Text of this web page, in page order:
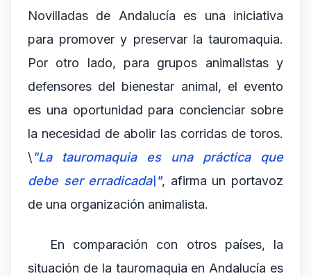
Novilladas de Andalucía es una iniciativa
para promover y preservar la tauromaquia.
Por otro lado, para grupos animalistas y
defensores del bienestar animal, el evento
es una oportunidad para concienciar sobre
la necesidad de abolir las corridas de toros.
\"La tauromaquia es una práctica que
debe ser erradicada\", afirma un portavoz
de una organización animalista.
En comparación con otros países, la
situación de la tauromaquia en Andalucía es